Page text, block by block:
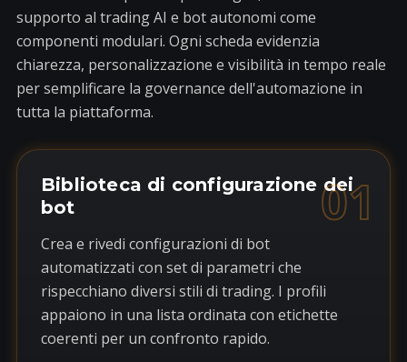
supporto al trading AI e bot autonomi come
componenti modulari. Ogni scheda evidenzia
chiarezza, personalizzazione e visibilità in tempo reale
per semplificare la governance dell'automazione in
tutta la piattaforma.
01
Biblioteca di configurazione dei
bot
Crea e rivedi configurazioni di bot
automatizzati con set di parametri che
rispecchiano diversi stili di trading. I profili
appaiono in una lista ordinata con etichette
coerenti per un confronto rapido.